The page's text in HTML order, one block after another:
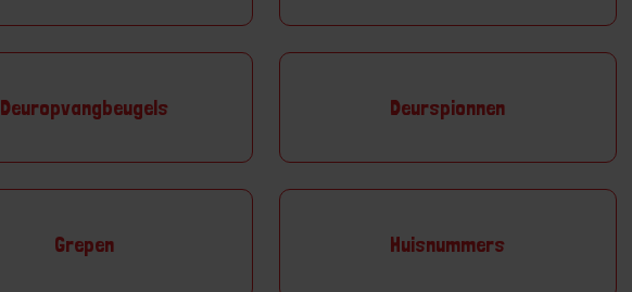
Deuropvangbeugels Deurspionnen
Grepen Huisnummers